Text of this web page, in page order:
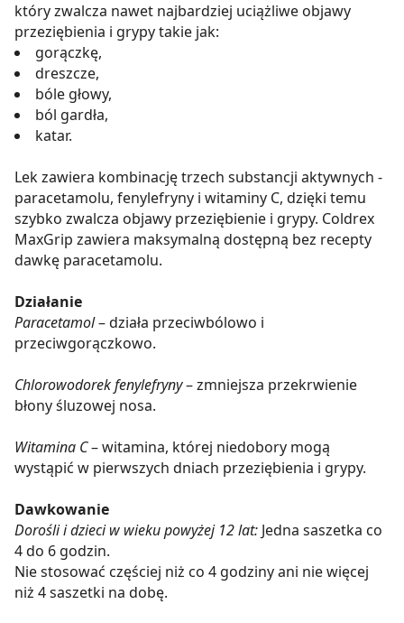
który zwalcza nawet najbardziej uciążliwe objawy
przeziębienia i grypy takie jak:
gorączkę,
dreszcze,
bóle głowy,
ból gardła,
katar.
Lek zawiera kombinację trzech substancji aktywnych -
paracetamolu, fenylefryny i witaminy C, dzięki temu
szybko zwalcza objawy przeziębienie i grypy. Coldrex
MaxGrip zawiera maksymalną dostępną bez recepty
dawkę paracetamolu.
Działanie
Paracetamol– działa przeciwbólowo i
przeciwgorączkowo.
Chlorowodorek fenylefryny– zmniejsza przekrwienie
błony śluzowej nosa.
Witamina C– witamina, której niedobory mogą
wystąpić w pierwszych dniach przeziębienia i grypy.
Dawkowanie
Dorośli i dzieci w wieku powyżej 12 lat: Jedna saszetka co
4 do 6 godzin.
Nie stosować częściej niż co 4 godziny ani nie więcej
niż 4 saszetki na dobę.